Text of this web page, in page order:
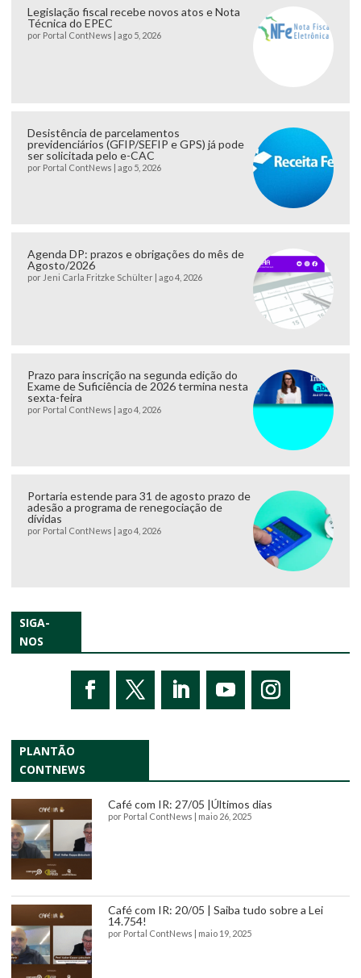
Legislação fiscal recebe novos atos e Nota
Técnica do EPEC
por Portal ContNews | ago 5, 2026
Desistência de parcelamentos
previdenciários (GFIP/SEFIP e GPS) já pode
ser solicitada pelo e-CAC
por Portal ContNews | ago 5, 2026
Agenda DP: prazos e obrigações do mês de
Agosto/2026
por Jeni Carla Fritzke Schülter | ago 4, 2026
Prazo para inscrição na segunda edição do
Exame de Suficiência de 2026 termina nesta
sexta-feira
por Portal ContNews | ago 4, 2026
Portaria estende para 31 de agosto prazo de
adesão a programa de renegociação de
dívidas
por Portal ContNews | ago 4, 2026
SIGA-
NOS
PLANTÃO
CONTNEWS
Café com IR: 27/05 |Últimos dias
por Portal ContNews | maio 26, 2025
Café com IR: 20/05 | Saiba tudo sobre a Lei
14.754!
por Portal ContNews | maio 19, 2025